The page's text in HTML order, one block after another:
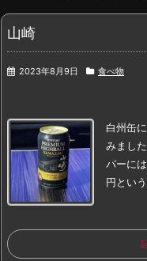
山崎
2023年8月9日 食べ物
白州缶に
みました
パーに
円とい